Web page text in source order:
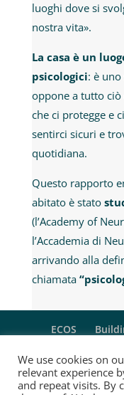
luoghi dove si
nostra vita».
La casa è un
psicologici: è
oppone a tutto ciò
che ci protegge e
sentirci sicuri e
quotidiana.
Questo rapporto
abitato è stato
(l’Academy of
l’Accademia di
arrivando alla
chiamata
ECOS
Insight
We use cookies on
relevant experience
and repeat visits. By